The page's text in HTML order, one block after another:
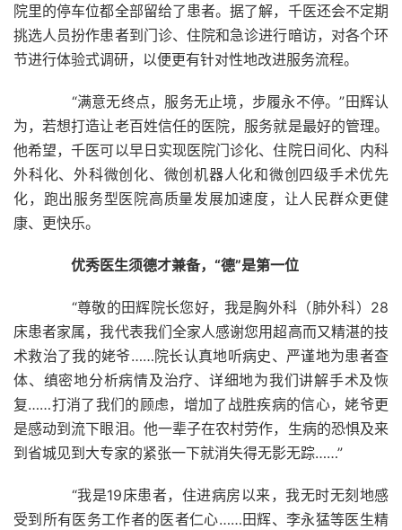
院里的停车位都全部留给了患者。据了解，千医还会不定期
挑选人员扮作患者到门诊、住院和急诊进行暗访，对各个环
节进行体验式调研，以便更有针对性地改进服务流程。
“满意无终点，服务无止境，步履永不停。”田辉认
为，若想打造让老百姓信任的医院，服务就是最好的管理。
他希望，千医可以早日实现医院门诊化、住院日间化、内科
外科化、外科微创化、微创机器人化和微创四级手术优先
化，跑出服务型医院高质量发展加速度，让人民群众更健
康、更快乐。
优秀医生须德才兼备，“德”是第一位
“尊敬的田辉院长您好，我是胸外科（肺外科）28
床患者家属，我代表我们全家人感谢您用超高而又精湛的技
术救治了我的姥爷……院长认真地听病史、严谨地为患者查
体、缜密地分析病情及治疗、详细地为我们讲解手术及恢
复……打消了我们的顾虑，增加了战胜疾病的信心，姥爷更
是感动到流下眼泪。他一辈子在农村劳作，生病的恐惧及来
到省城见到大专家的紧张一下就消失得无影无踪……”
“我是19床患者，住进病房以来，我无时无刻地感
受到所有医务工作者的医者仁心……田辉、李永猛等医生精